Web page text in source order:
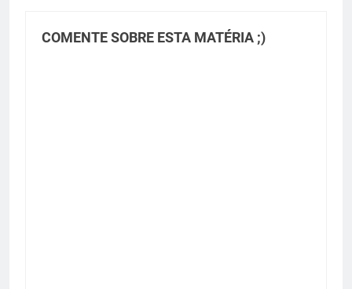
COMENTE SOBRE ESTA MATÉRIA ;)